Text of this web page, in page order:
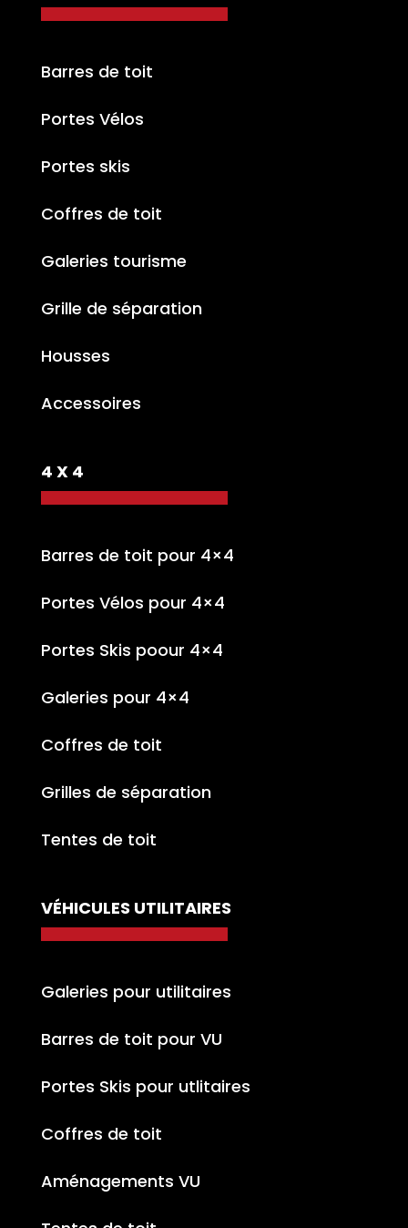
Barres de toit
Portes Vélos
Portes skis
Coffres de toit
Galeries tourisme
Grille de séparation
Housses
Accessoires
4 X 4
Barres de toit pour 4×4
Portes Vélos pour 4×4
Portes Skis poour 4×4
Galeries pour 4×4
Coffres de toit
Grilles de séparation
Tentes de toit
VÉHICULES UTILITAIRES
Galeries pour utilitaires
Barres de toit pour VU
Portes Skis pour utlitaires
Coffres de toit
Aménagements VU